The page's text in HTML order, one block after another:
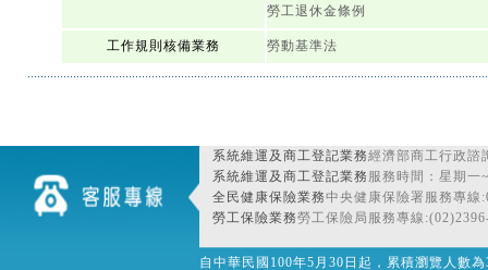
勞工退休金條例
工作規則核備業務 勞動基準法
系統維運及商工登記業務經濟部商工行
系統維運及商工登記業務 服務時間：星期一
全民健康保險業務中央健康保險署服務專線
勞工保險業務勞工保險局服務專線
自中華民國100年5月30日起，累積瀏覽人數